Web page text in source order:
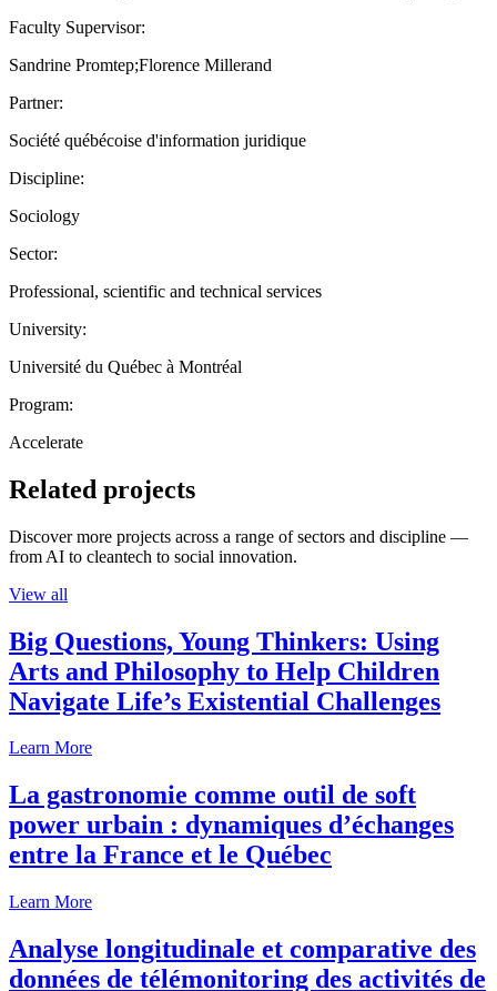
Faculty Supervisor:
Sandrine Promtep;Florence Millerand
Partner:
Société québécoise d'information juridique
Discipline:
Sociology
Sector:
Professional, scientific and technical services
University:
Université du Québec à Montréal
Program:
Accelerate
Related projects
Discover more projects across a range of sectors and discipline —
from AI to cleantech to social innovation.
View all
Big Questions, Young Thinkers: Using
Arts and Philosophy to Help Children
Navigate Life’s Existential Challenges
Learn More
La gastronomie comme outil de soft
power urbain : dynamiques d’échanges
entre la France et le Québec
Learn More
Analyse longitudinale et comparative des
données de télémonitoring des activités de